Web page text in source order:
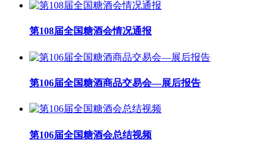
第108届全国糖酒会情况通报
第106届全国糖酒商品交易会—展后报告
第106届全国糖酒会总结视频